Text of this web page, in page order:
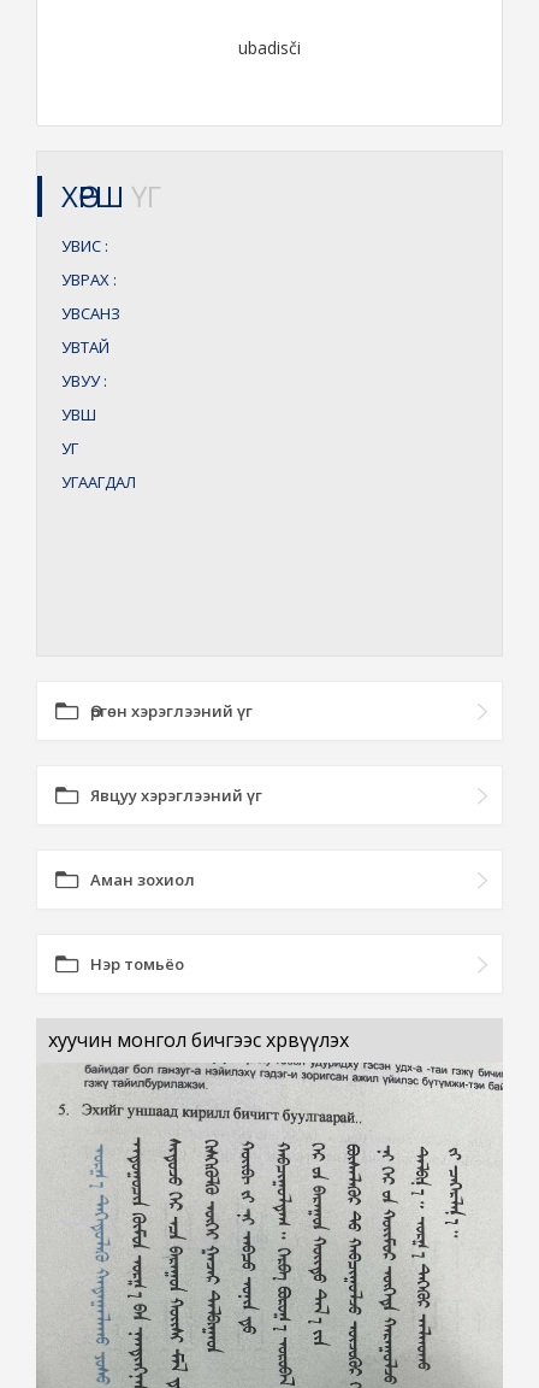
ubadisči
ХӨРШ ҮГ
УВИС :
УВРАХ :
УВСАНЗ
УВТАЙ
УВУУ:
УВШ
УГ
УГААГДАЛ
Өргөн хэрэглээний үг
Явцуу хэрэглээний үг
Аман зохиол
Нэр томьёо
хуучин монгол бичгээс хөрвүүлэх